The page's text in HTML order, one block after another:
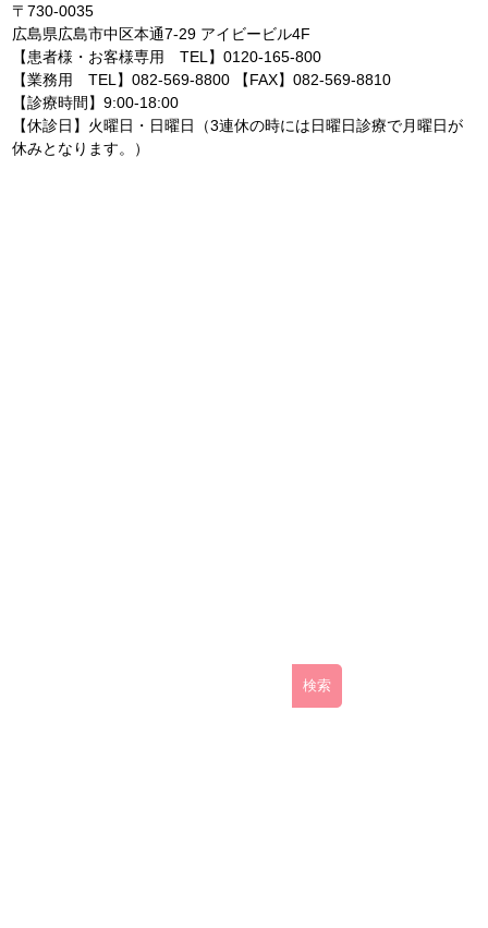
〒730-0035
広島県広島市中区本通7-29 アイビービル4F
【患者様・お客様専用 TEL】0120-165-800
【業務用 TEL】082-569-8800 【FAX】082-569-8810
【診療時間】9:00-18:00
【休診日】火曜日・日曜日（3連休の時には日曜日診療で月曜日が
休みとなります。）